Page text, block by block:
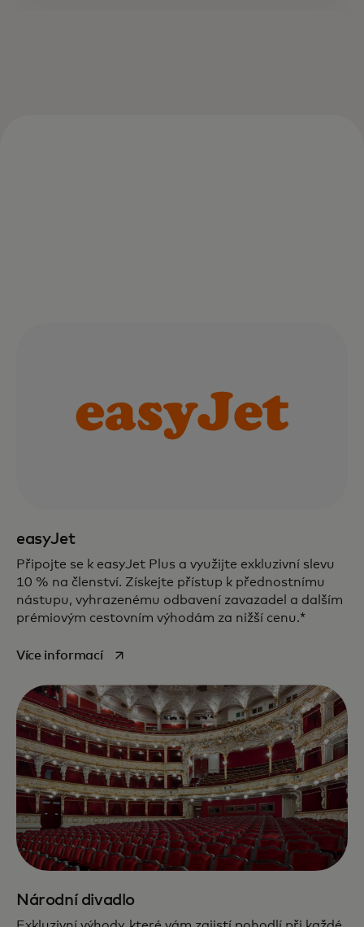
easyJet
Připojte se k easyJet Plus a využijte exkluzivní slevu
10 % na členství. Získejte přístup k přednostnímu
nástupu, vyhrazenému odbavení zavazadel a dalším
prémiovým cestovním výhodám za nižší cenu.*
Více informacíopens in a new tab
Národní divadlo